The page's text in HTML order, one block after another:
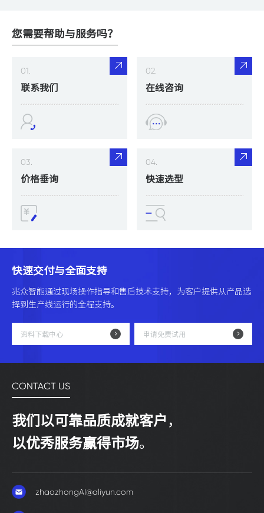
您需要帮助与服务吗？
01.
联系我们
02.
在线咨询
03.
价格垂询
04.
快速选型
快速交付与全面支持
兆众智能通过现场操作指导和售后技术支持，为客户提供从产品选
择到生产线运行的全程支持。
资料下载中心 申请免费试用
CONTACT US
我们以可靠品质成就客户 ，
以优秀服务赢得市场。
zhaozhongAI@aliyun.com